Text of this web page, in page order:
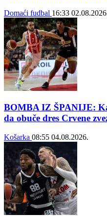
Domaći fudbal 16:33
BOMBA IZ ŠPANIJE:
da obuče dres Crvene
Košarka 08:55 04.08.2026.